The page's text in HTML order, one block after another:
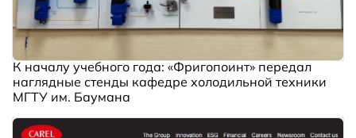
К началу учебного года: «Фригопоинт» передал
наглядные стенды кафедре холодильной техники
МГТУ им. Баумана